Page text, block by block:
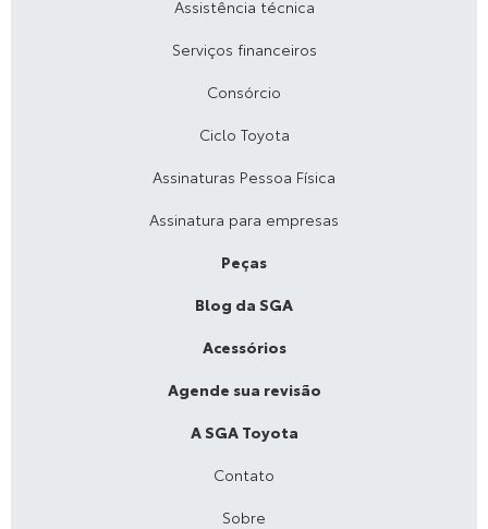
Assistência técnica
Serviços financeiros
Consórcio
Ciclo Toyota
Assinaturas Pessoa Física
Assinatura para empresas
Peças
Blog da SGA
Acessórios
Agende sua revisão
A SGA Toyota
Contato
Sobre